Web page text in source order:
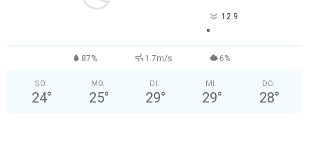
12.9
°
87% 1.7m/s 6%
SO.
24°
MO.
25°
DI.
29°
MI.
29°
DO.
28°